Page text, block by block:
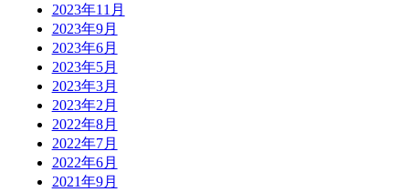
2023年11月
2023年9月
2023年6月
2023年5月
2023年3月
2023年2月
2022年8月
2022年7月
2022年6月
2021年9月